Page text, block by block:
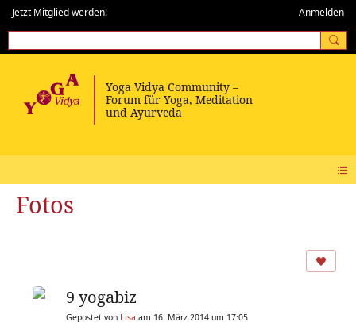
Jetzt Mitglied werden! Anmelden
Fotos
9 yogabiz
Gepostet von Lisa am 16. März 2014 um 17:05